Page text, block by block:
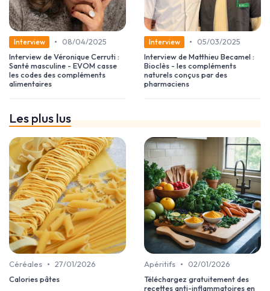
Interview •
08/04/2025
Interview de Véronique Cerruti :
Santé masculine - EVOM casse
les codes des compléments
alimentaires
Interview •
05/03/2025
Interview de Matthieu Becamel :
Bioclès - les compléments
naturels conçus par des
pharmaciens
Les plus lus
Céréales • 27/01/2026
Calories pâtes
Apéritifs •
02/01/2026
Téléchargez gratuitement des
recettes anti-inflammatoires en